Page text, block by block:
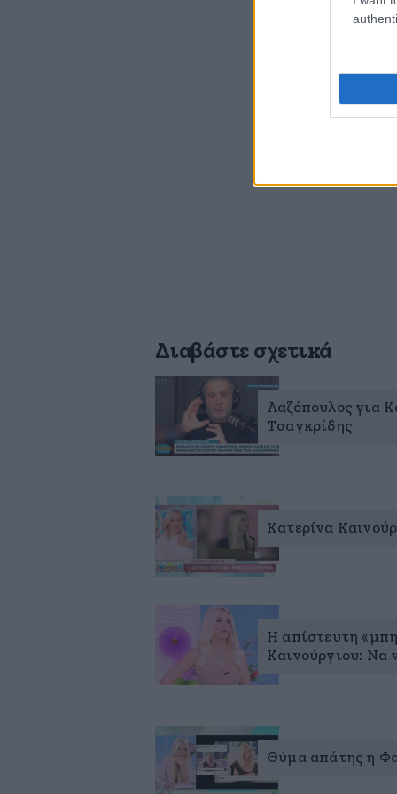
Διαβάστε σχετικά
Λαζόπουλος για
Τσαγκρίδης
Κατερίνα
Η απίστευτη
Καινούργιου: Να
Θύμα απάτης η